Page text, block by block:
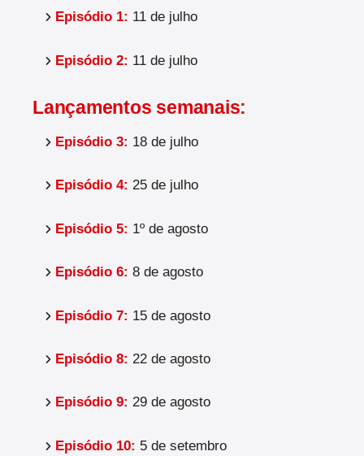
Episódio 1: 11 de julho
Episódio 2: 11 de julho
Lançamentos semanais:
Episódio 3: 18 de julho
Episódio 4: 25 de julho
Episódio 5: 1º de agosto
Episódio 6: 8 de agosto
Episódio 7: 15 de agosto
Episódio 8: 22 de agosto
Episódio 9: 29 de agosto
Episódio 10: 5 de setembro